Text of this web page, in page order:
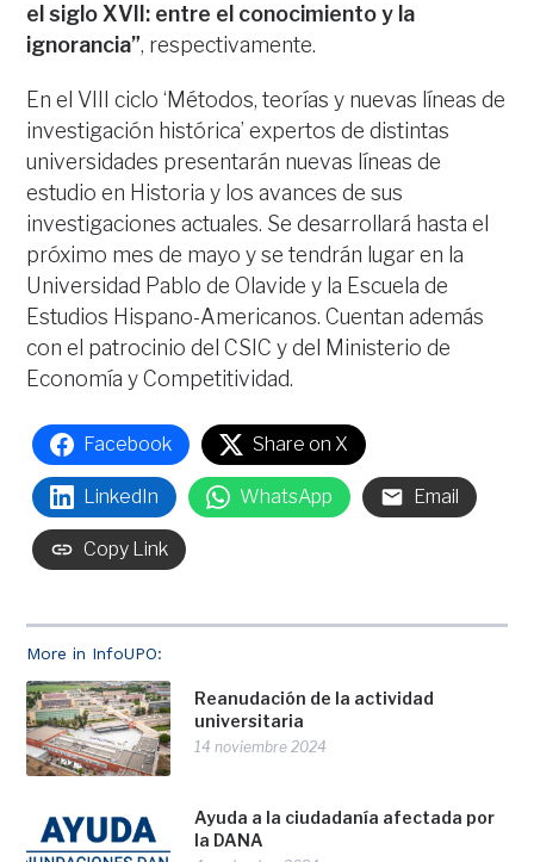
More in InfoUPO:
Reanudación de la actividad
universitaria
14 noviembre 2024
Ayuda a la ciudadanía afectada por
la DANA
el siglo XVII: entre el conocimiento y la
ignorancia”, respectivamente.
En el VIII ciclo ‘Métodos, teorías y nuevas líneas de
investigación histórica’ expertos de distintas
universidades presentarán nuevas líneas de
estudio en Historia y los avances de sus
investigaciones actuales. Se desarrollará hasta el
próximo mes de mayo y se tendrán lugar en la
Universidad Pablo de Olavide y la Escuela de
Estudios Hispano-Americanos. Cuentan además
con el patrocinio del CSIC y del Ministerio de
Economía y Competitividad.
Facebook Share on X
LinkedIn WhatsApp Email
Copy Link